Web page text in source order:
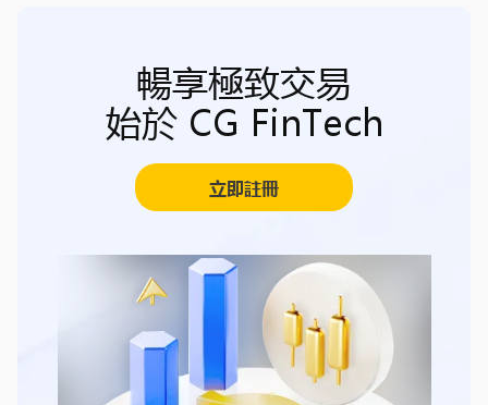
暢享極致交易
始於 CG FinTech
立即註冊